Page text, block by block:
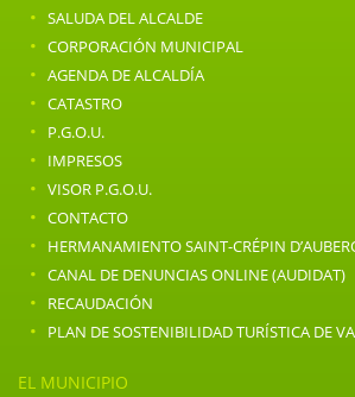
· SALUDA DEL ALCALDE
· CORPORACIÓN MUNICIPAL
· AGENDA DE ALCALDÍA
· CATASTRO
· P.G.O.U.
· IMPRESOS
· VISOR P.G.O.U.
· CONTACTO
· HERMANAMIENTO SAINT-CRÉPIN
· CANAL DE DENUNCIAS ONLINE (AUDIDAT)
· RECAUDACIÓN
· PLAN DE SOSTENIBILIDAD TURÍSTICA DE
EL MUNICIPIO